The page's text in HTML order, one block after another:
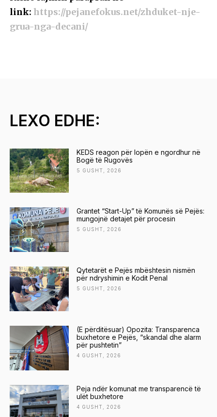
link: https://pejanefokus.net/zhduket-nje-
grua-nga-decani/
LEXO EDHE:
KEDS reagon për lopën e ngordhur në
Bogë të Rugovës
5 GUSHT, 2026
Grantet “Start-Up” të Komunës së Pejës:
mungojnë detajet për procesin
5 GUSHT, 2026
Qytetarët e Pejës mbështesin nismën
për ndryshimin e Kodit Penal
5 GUSHT, 2026
(E përditësuar) Opozita: Transparenca
buxhetore e Pejës, “skandal dhe alarm
për pushtetin”
4 GUSHT, 2026
Peja ndër komunat me transparencë të
ulët buxhetore
4 GUSHT, 2026